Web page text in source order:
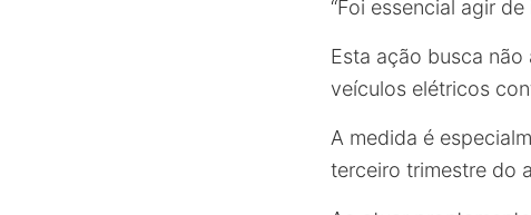
“Foi essencial agir
Esta ação busca
veículos elétricos
A medida é
terceiro trimestre do